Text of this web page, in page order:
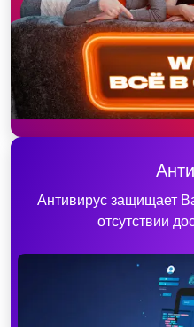
Антивирус защищает
отсутствии